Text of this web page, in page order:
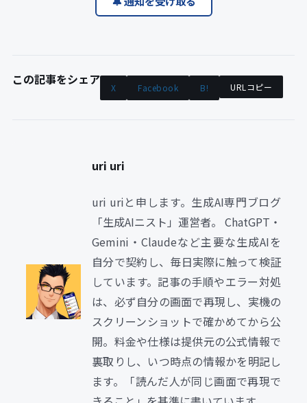
この記事をシェア X Facebook B! URLコピー
uri uri
uri uriと申します。生成AI専門ブログ
「生成AIニスト」運営者。 ChatGPT・
Gemini・Claudeなど主要な生成AIを
自分で契約し、毎日実際に触って検証
しています。記事の手順やエラー対処
は、必ず自分の画面で再現し、実機の
スクリーンショットで確かめてから公
開。料金や仕様は提供元の公式情報で
裏取りし、いつ時点の情報かを明記し
ます。「読んだ人が同じ画面で再現で